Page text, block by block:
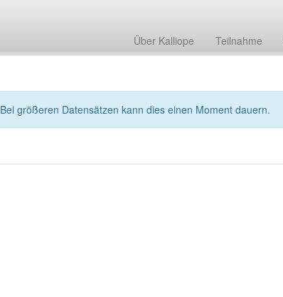
Über Kalliope Teilnahme
Bei größeren Datensätzen kann dies einen Moment dauern.